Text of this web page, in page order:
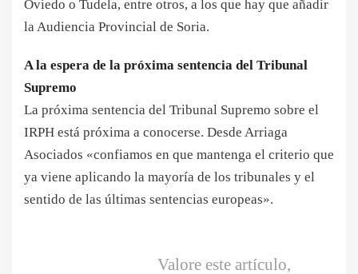
Oviedo o Tudela, entre otros, a los que hay que añadir
la Audiencia Provincial de Soria.
A la espera de la próxima sentencia del Tribunal
Supremo
La próxima sentencia del Tribunal Supremo sobre el
IRPH está próxima a conocerse. Desde Arriaga
Asociados «confiamos en que mantenga el criterio que
ya viene aplicando la mayoría de los tribunales y el
sentido de las últimas sentencias europeas».
Valore este artículo,